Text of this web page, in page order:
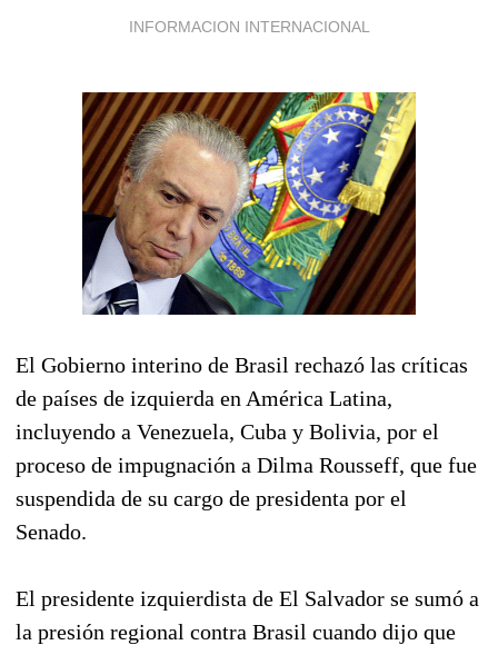
INFORMACION INTERNACIONAL
El Gobierno interino de Brasil rechazó las críticas
de países de izquierda en América Latina,
incluyendo a Venezuela, Cuba y Bolivia, por el
proceso de impugnación a Dilma Rousseff, que fue
suspendida de su cargo de presidenta por el
Senado.
El presidente izquierdista de El Salvador se sumó a
la presión regional contra Brasil cuando dijo que